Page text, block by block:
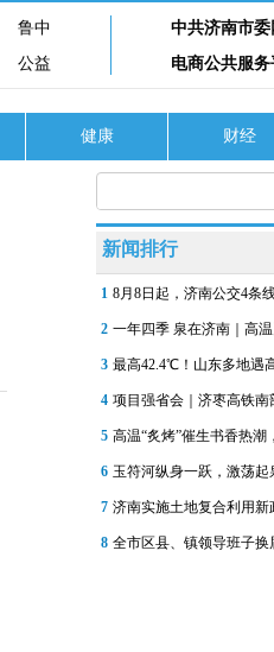
鲁中
公益
中共济南市委
电商公共服务
健康 财经
新闻排行
1 8月8日起，济南公交4条
2 一年四季 泉在济南｜高
3 最高42.4℃！山东多地遇
4 项目强省会｜济枣高铁
5 高温“炙烤”催生书香热
6 玉符河纵身一跃，激荡
7 济南实施土地复合利用
8 全市区县、镇领导班子